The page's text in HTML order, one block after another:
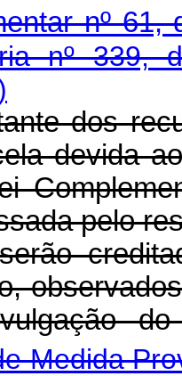
nº
nº 339,
dos
devida
pelo
do
Medida